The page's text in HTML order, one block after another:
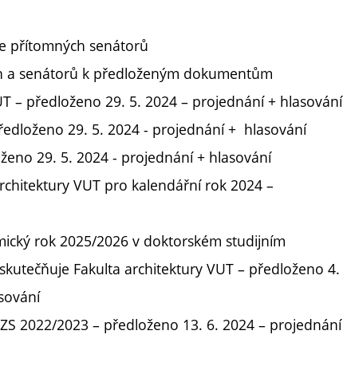
přítomných senátorů
senátorů k předloženým dokumentům
– předloženo 29. 5. 2024 – projednání + hlasování
29. 5. 2024 - projednání + hlasování
29. 5. 2024 - projednání + hlasování
VUT pro kalendářní rok 2024 –
rok 2025/2026 v doktorském studijním
Fakulta architektury VUT – předloženo 4.
2022/2023 – předloženo 13. 6. 2024 – projednání